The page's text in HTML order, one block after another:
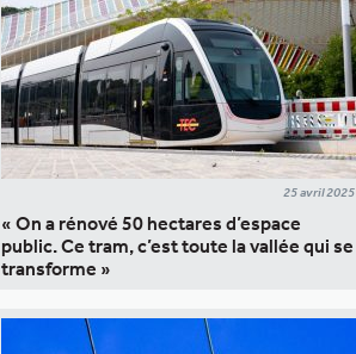
25 avril 2025
« On a rénové 50 hectares d’espace
public. Ce tram, c’est toute la vallée qui se
transforme »